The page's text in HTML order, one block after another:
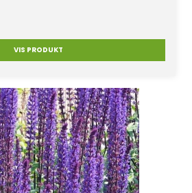
VIS PRODUKT